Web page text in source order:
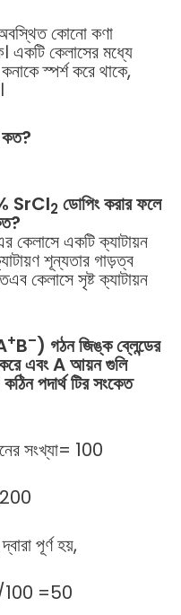
কোনো কণা
একটি কেলাসের মধ্যে
স্পর্শ করে থাকে,
কত?
SrCl2 ডোপিংকরারফলে
?
একটি ক্যাটায়ন
শূন্যতার গাড়ত্ব
কেলাসে সৃষ্ট ক্যাটায়ন
+B–) গঠনজিঙ্কব্লেন্ডের
এবংAআয়নগুলি
কঠিনপদার্থটিরসংকেত
সংখ্যা= 100
200
পূর্ণ হয়,
100 =50